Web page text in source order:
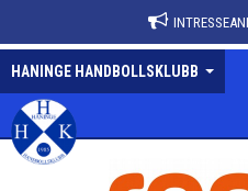
HANINGE HANDBOLLSKLUBB
HEM